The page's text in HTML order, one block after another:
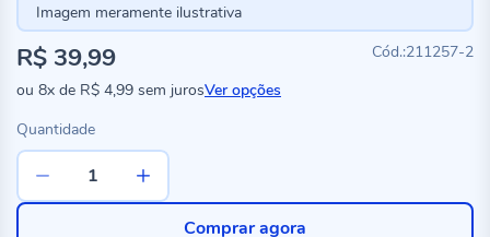
Imagem meramente ilustrativa
211257-2
R$ 39,99
ou 8x de R$ 4,99 sem jurosVer opções
Quantidade
Comprar agora